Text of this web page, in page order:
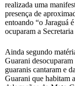
realizada uma
presença de
entoando “o Jaraguá
ocuparam a
Ainda segundo
Guarani
guaranis cantaram e
Guarani que habitam